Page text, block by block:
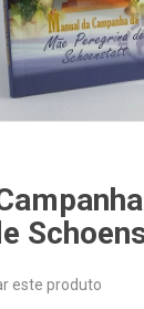
este produto